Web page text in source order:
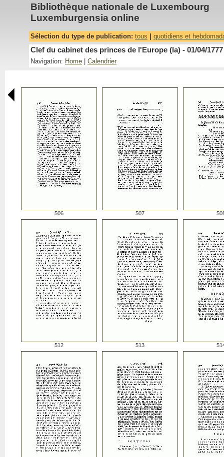
Bibliothèque nationale de Luxembourg
Luxemburgensia online
Sélection du type de publication: tous quotidiens et
Clef du cabinet des princes de l'Europe (la) - 01/04/1777
Navigation: Home Calendrier
506 507
512 513